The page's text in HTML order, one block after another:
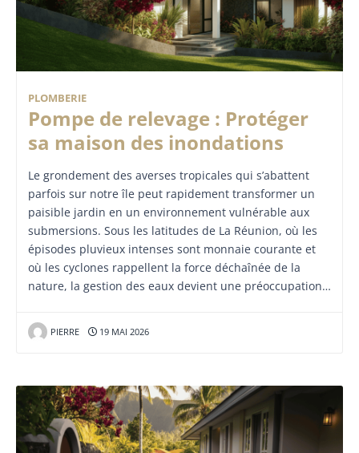
PLOMBERIE
Pompe de relevage : Protéger
sa maison des inondations
Le grondement des averses tropicales qui s’abattent
parfois sur notre île peut rapidement transformer un
paisible jardin en un environnement vulnérable aux
submersions. Sous les latitudes de La Réunion, où les
épisodes pluvieux intenses sont monnaie courante et
où les cyclones rappellent la force déchaînée de la
nature, la gestion des eaux devient une préoccupation…
PIERRE 19 MAI 2026